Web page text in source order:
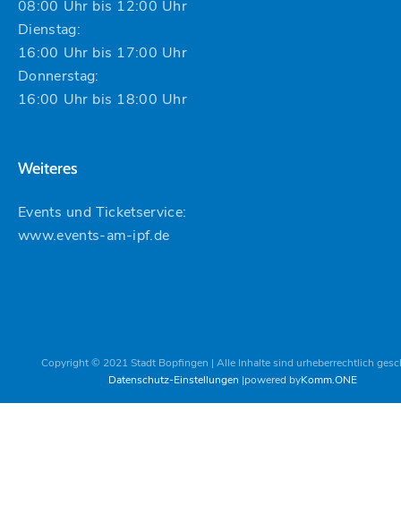
08:00 Uhr bis 12:00 Uhr
Dienstag:
16:00 Uhr bis 17:00 Uhr
Donnerstag:
16:00 Uhr bis 18:00 Uhr
Weiteres
Events und Ticketservice:
www.events-am-ipf.de
Copyright © 2021 Stadt Bopfingen | Alle Inhalte sind urheberrechtlich
Datenschutz-Einstellungen powered byKomm.ONE